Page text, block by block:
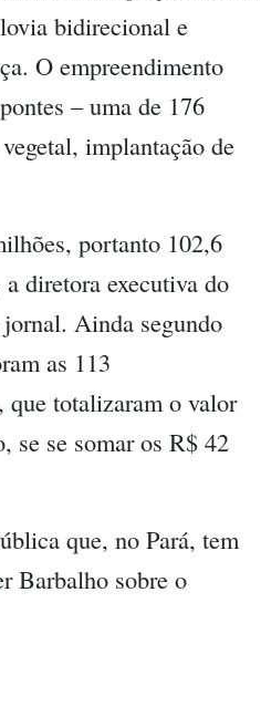
bidirecional e
O empreendimento
– uma de 176
implantação de
portanto 102,6
diretora executiva do
Ainda segundo
as 113
que totalizaram o valor
se se somar os R$ 42
que, no Pará, tem
Barbalho sobre o